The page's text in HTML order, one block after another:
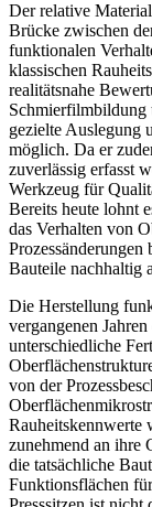
Der relative
Brücke zwischen
funktionalen
klassischen
realitätsnahe
Schmierfilmbildung
gezielte Auslegung
möglich. Da er
zuverlässig erfasst
Werkzeug für
Bereits heute lohnt
das Verhalten von
Bauteile nachhaltig
Die Herstellung
vergangenen
unterschiedliche
von der
Rauheitskennwerte
zunehmend an ihre
die tatsächliche
Funktionsflächen